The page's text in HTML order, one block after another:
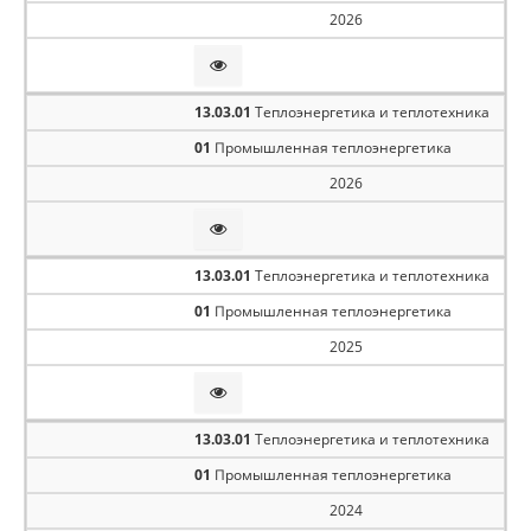
2026
13.03.01 Теплоэнергетика и теплотехника
01 Промышленная теплоэнергетика
2026
13.03.01 Теплоэнергетика и теплотехника
01 Промышленная теплоэнергетика
2025
13.03.01 Теплоэнергетика и теплотехника
01 Промышленная теплоэнергетика
2024